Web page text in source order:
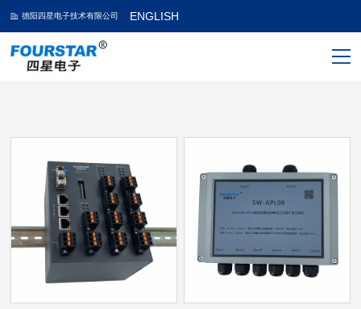
德阳四星电子技术有限公司 ENGLISH